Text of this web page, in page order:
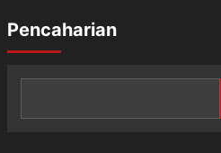
Pencaharian